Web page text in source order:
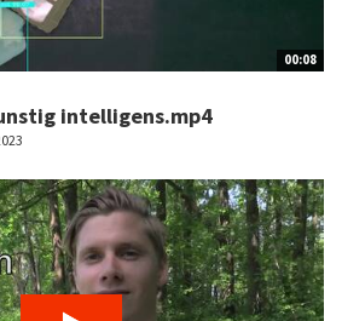
00:08
intelligens.mp4